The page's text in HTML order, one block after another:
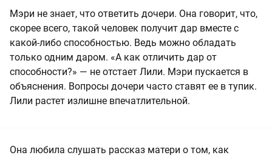
Мэри не знает, что ответить дочери. Она говорит, что,
скорее всего, такой человек получит дар вместе с
какой-либо способностью. Ведь можно обладать
только одним даром. «А как отличить дар от
способности?» — не отстает Лили. Мэри пускается в
объяснения. Вопросы дочери часто ставят ее в тупик.
Лили растет излишне впечатлительной.
Она любила слушать рассказ матери о том, как